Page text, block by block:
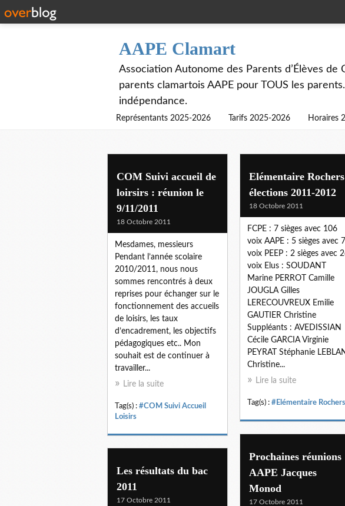
AAPE Clamart
Association Autonome des Parents d’Élèves
parents clamartois AAPE pour TOUS les
indépendance.
Représentants 2025-2026 Tarifs 2025-2026 Horaires
COM Suivi accueil de
loirsirs : réunion le
9/11/2011
18 Octobre 2011
Mesdames, messieurs
Pendant l’année scolaire
2010/2011, nous nous
sommes rencontrés à deux
reprises pour échanger sur le
fonctionnement des accueils
de loisirs, les taux
d’encadrement, les objectifs
pédagogiques etc.. Mon
souhait est de continuer à
travailler...
Lire la suite
Tag(s) : #COM Suivi Accueil
Loisirs
Elémentaire
élections 2011-2012
18 Octobre 2011
FCPE : 7 sièges avec 106
voix AAPE : 5 sièges avec
voix PEEP : 2 sièges avec
voix Elus : SOUDANT
Marine PERROT Camille
JOUGLA Gilles
LERECOUVREUX Emilie
GAUTIER Christine
Suppléants : AVEDISSIAN
Cécile GARCIA Virginie
PEYRAT Stéphanie
Christine...
Lire la suite
Tag(s) : #Elémentaire Rochers
Prochaines réunions
AAPE Jacques
Monod
17 Octobre 2011
Les résultats du bac
2011
17 Octobre 2011